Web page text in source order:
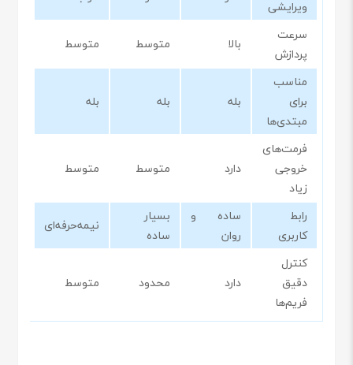
ویرایشی
سرعت
پردازش
بالا متوسط
متوسط
مناسب
برای
مبتدی‌ها
بله بله بله
فرمت‌های
خروجی
زیاد
دارد متوسط متوسط
رابط
کاربری
ساده و
روان
بسیار
ساده
نیمه‌حرفه‌ای
کنترل
دقیق
فریم‌ها
دارد محدود متوسط